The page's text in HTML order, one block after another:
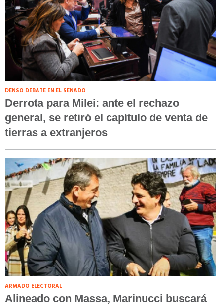
DENSO DEBATE EN EL SENADO
Derrota para Milei: ante el rechazo
general, se retiró el capítulo de venta de
tierras a extranjeros
ARMADO ELECTORAL
Alineado con Massa, Marinucci buscará